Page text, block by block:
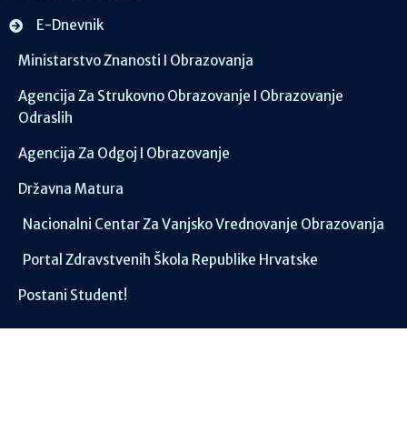
E-Dnevnik
Ministarstvo Znanosti I Obrazovanja
Agencija Za Strukovno Obrazovanje I Obrazovanje
Odraslih
Agencija Za Odgoj I Obrazovanje
Državna Matura
Nacionalni Centar Za Vanjsko Vrednovanje Obrazovanja
Portal Zdravstvenih Škola Republike Hrvatske
Postani Student!